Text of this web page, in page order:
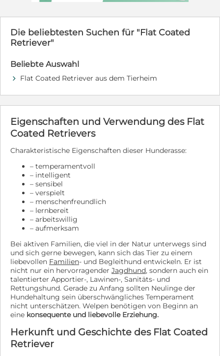
ein neues tolles Zuhause steht nichts mehr im Wege.
Die beliebtesten Suchen für "Flat Coated
Retriever"
Beliebte Auswahl
d Flat Coated Retriever aus dem Tierheim
Eigenschaften und Verwendung des Flat
Coated Retrievers
Charakteristische Eigenschaften dieser Hunderasse:
– temperamentvoll
– intelligent
– sensibel
– verspielt
– menschenfreundlich
– lernbereit
– arbeitswillig
– aufmerksam
Bei aktiven Familien, die viel in der Natur unterwegs sind
und sich gerne bewegen, kann sich das Tier zu einem
liebevollen Familien- und Begleithund entwickeln. Er ist
nicht nur ein hervorragender Jagdhund, sondern auch ein
talentierter Apportier-, Lawinen-, Sanitäts- und
Rettungshund. Gerade zu Anfang sollten Neulinge der
Hundehaltung sein überschwängliches Temperament
nicht unterschätzen. Welpen benötigen von Beginn an
eine konsequente und liebevolle Erziehung.
Herkunft und Geschichte des Flat Coated
Retriever